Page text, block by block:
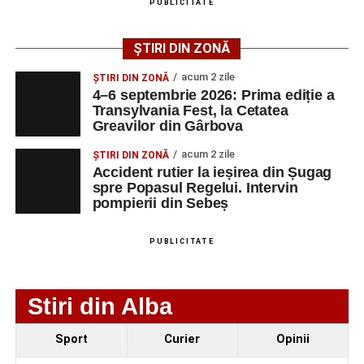
Adaugă-ne ca sursă preferată
Urmărește-ne pe Google News
Ultimele știri din Sebeș
O nouă viață salvată de pompierii din Sebeș. Un
cățel a fost scos în siguranță de sub o stivă de
strada Dorobanți din Sebeș
Accident pe strada Dorobanți din Sebeș: fermeie
de 66 de ani rănită grav, după ce a fost lovită de o
motocicletă
motocicletă
Messenger WhatsApp Twitter/X
PUBLICITATE
ȘTIRI DIN ZONĂ
ȘTIRI DIN ZONĂ acum 2 zile
4–6 septembrie 2026: Prima ediție a
Transylvania Fest, la Cetatea
Greavilor din Gârbova
ȘTIRI DIN ZONĂ acum 2 zile
Accident rutier la ieșirea din Șugag
spre Popasul Regelui. Intervin
pompierii din Sebeș
PUBLICITATE
Stiri din Alba
Sport Curier Opinii